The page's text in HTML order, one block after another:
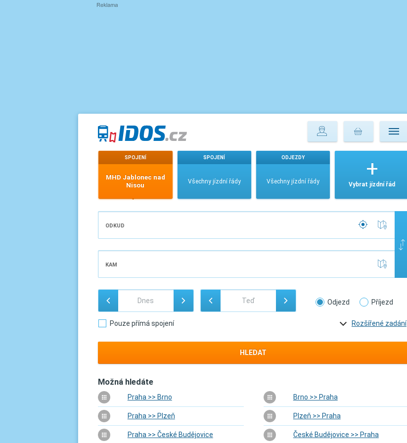
SPOJENÍ
MHD Jablonec nad
Nisou
SPOJENÍ
Všechny jízdní řády
ODJEZDY
Všechny jízdní řády Vybrat jízdní řád
ODKUD
KAM
Odjezd Příjezd
Pouze přímá spojení Rozšířené zadání
HLEDAT
Možná hledáte
Praha >> Brno Brno >> Praha
Praha >> Plzeň Plzeň >> Praha
Praha >> České Budějovice České Budějovice >> Praha